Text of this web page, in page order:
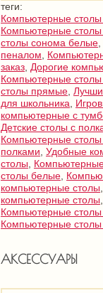
теги:
Компьютерные столы
Компьютерные
столы сонома белые
пеналом
заказ Дорогие
Компьютерные
столы прямые
для школьника
компьютерные с
Детские столы с
Компьютерные столы
полками Удобные
столы
столы белые
компьютерные столы
компьютерные столы
Компьютерные
Компьютерные
АКСЕССУАРЫ